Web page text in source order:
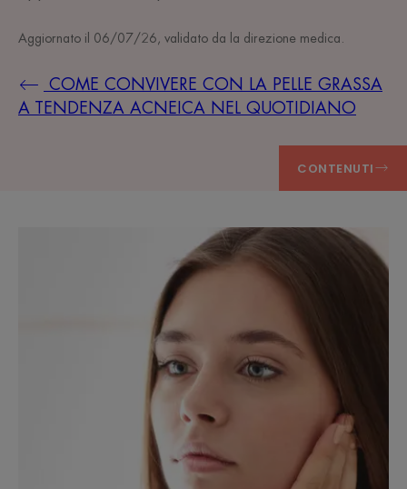
Aggiornato il 06/07/26 , validato da la direzione medica
COME CONVIVERE CON LA PELLE GRASSA
A TENDENZA ACNEICA NEL QUOTIDIANO
CONTENUTI